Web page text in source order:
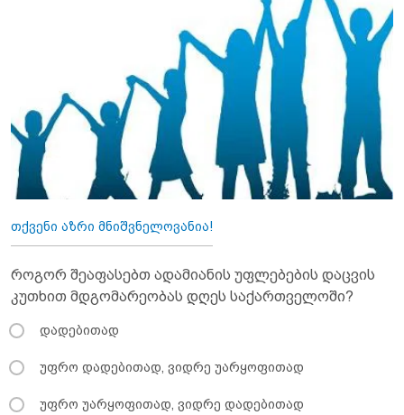
თქვენი აზრი მნიშვნელოვანია!
როგორ შეაფასებთ ადამიანის უფლებების დაცვის
კუთხით მდგომარეობას დღეს საქართველოში?
დადებითად
უფრო დადებითად, ვიდრე უარყოფითად
უფრო უარყოფითად, ვიდრე დადებითად